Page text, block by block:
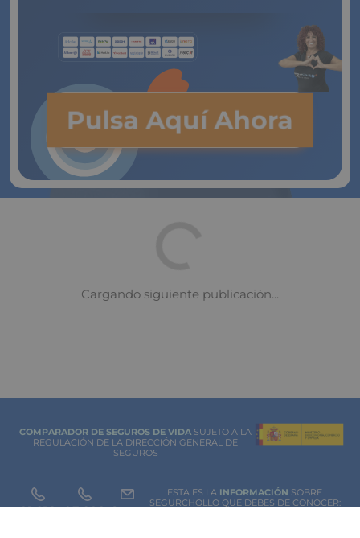
Pulsa Aquí Ahora
COMPARADOR DE SEGUROS DE VIDA SUJETO A LA
REGULACIÓN DE LA DIRECCIÓN GENERAL DE
SEGUROS
ESTA ES LA INFORMACIÓN SOBRE
SEGURCHOLLO QUE DEBES DE CONOCER:
91 218 93 299 Contacto